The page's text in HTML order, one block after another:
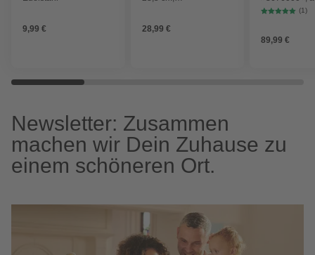
9,99 € 28,99 €
(1)
89,99 €
Newsletter: Zusammen
machen wir Dein Zuhause zu
einem schöneren Ort.